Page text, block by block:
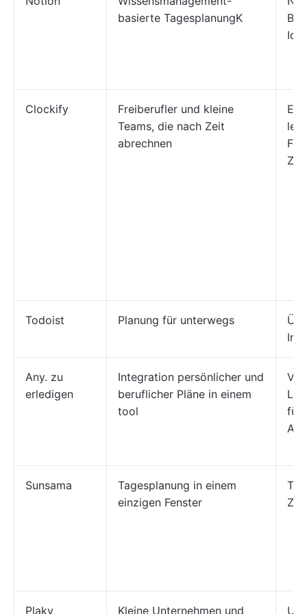
basierte TagesplanungK
Clockify
Freiberufler und kleine
Teams, die nach Zeit
abrechnen
Todoist Planung für unterwegs
Any. zu
erledigen
Integration persönlicher und
beruflicher Pläne in einem
tool
für
Sunsama
Tagesplanung in einem
einzigen Fenster
Plaky Kleine Unternehmen und